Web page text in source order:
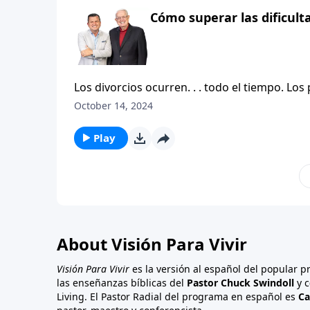
correcta de confrontar a otros y no hay
confrontaciones, el Señor Jesucristo
pero siempre con amor.
Cómo superar las
Los divorcios ocurren. . . todo el tiempo.
se debilita. Los predadores atacan. Y no es
el cielo en la tierra, está viviendo en un
responsabilidad más desafiante en toda la
enriquecido no es fácil ni simple. Alguien
vienen después de la boda». Así que, en vez
October 14, 2024
Play
About Visión Para Vivir
Visión Para Vivir es la versión al español del popular
las enseñanzas bíblicas del Pastor Chuck Swindoll y
Living. El Pastor Radial del programa en español es